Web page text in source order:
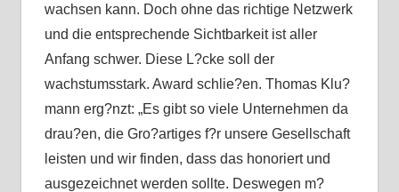
wachsen kann. Doch ohne das richtige Netzwerk
und die entsprechende Sichtbarkeit ist aller
Anfang schwer. Diese L?cke soll der
wachstumsstark. Award schlie?en. Thomas Klu?
mann erg?nzt: „Es gibt so viele Unternehmen da
drau?en, die Gro?artiges f?r unsere Gesellschaft
leisten und wir finden, dass das honoriert und
ausgezeichnet werden sollte. Deswegen m?